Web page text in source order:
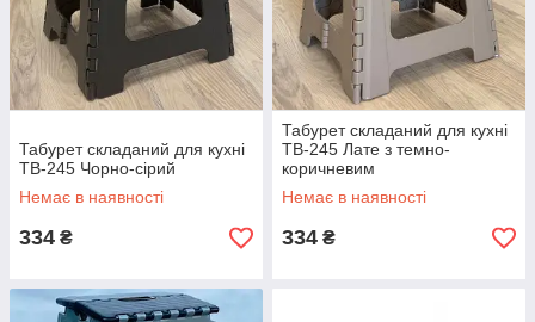
Табурет складаний для кухні
ТВ-245 Чорно-сірий
Немає в наявності
334 ₴
Табурет складаний для кухні
ТВ-245 Лате з темно-
коричневим
Немає в наявності
334 ₴